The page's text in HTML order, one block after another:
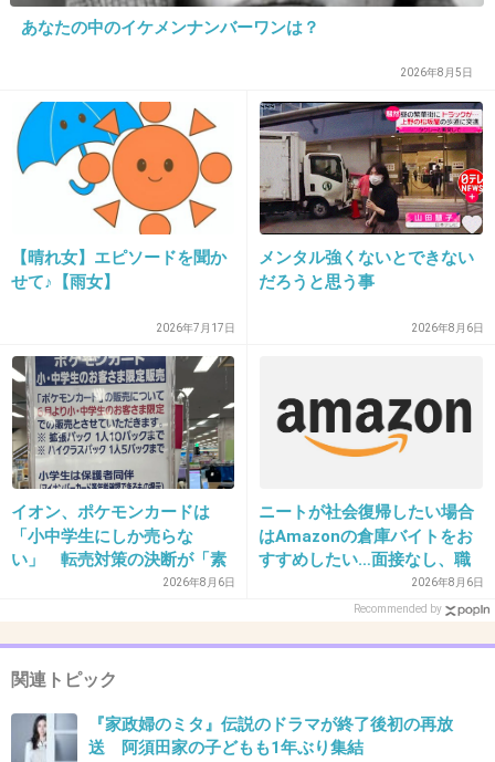
30. 匿名2013/08/11(日) 06:38:14
自分の子にはこんなアホにならないよう、キチ
ンと教育したい。
+328 -7
きれな花火見終わって、こんなゴミだらけで足
場がないような場所通って帰るの嫌だな
+170 -2
32. 匿名 2013/08/11(日) 06:38:59
さすがに酷すぎるよ、これは。
誰か片付けるからいいやじゃなくて
自分が捨てようって気持ちでいないと。
みんなこういう時こそ
自分勝手になるからね(´･ω･｀)
ちゃんとゴミ箱設置されてるだろうし
あなたの中のイケメンナンバーワンは？
2026年8月5日
【晴れ女】エピソードを聞か
せて♪【雨女】
2026年7月17日
メンタル強くないとできない
だろうと思う事
2026年8月6日
イオン、ポケモンカードは
「小中学生にしか売らな
い」 転売対策の決断が「素
2026年8月6日
ニートが社会復帰したい場合
はAmazonの倉庫バイトをお
すすめしたい…面接なし、職
場は綺麗、ドリンクバー無料
→賛否両論、場所によって全
がマシ」との声も
2026年8月6日
Recommended by
関連トピック
『家政婦のミタ』伝説のドラマが終了後初の再放
送 阿須田家の子どもも1年ぶり集結